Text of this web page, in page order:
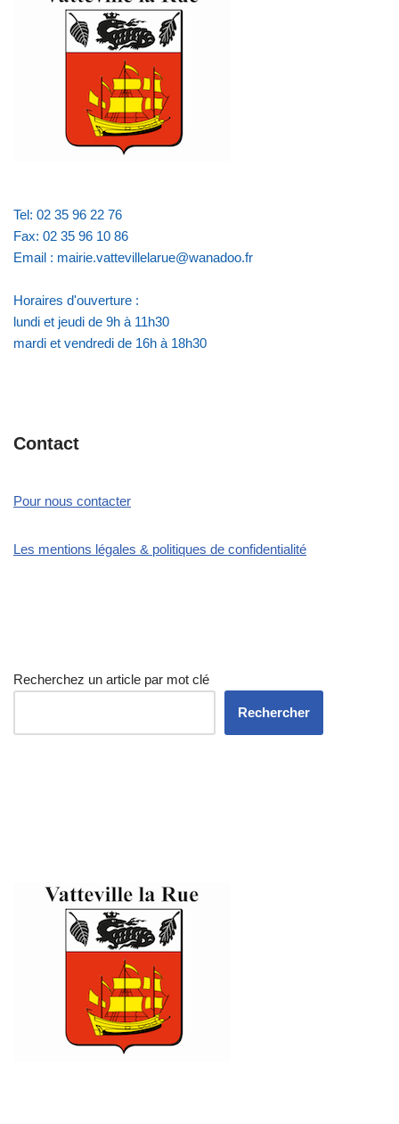
Tel: 02 35 96 22 76
Fax: 02 35 96 10 86
Email : mairie.vattevillelarue@wanadoo.fr
Horaires d'ouverture :
lundi et jeudi de 9h à 11h30
mardi et vendredi de 16h à 18h30
Contact
Pour nous contacter
Les mentions légales & politiques de confidentialité
Recherchez un article par mot clé
Rechercher